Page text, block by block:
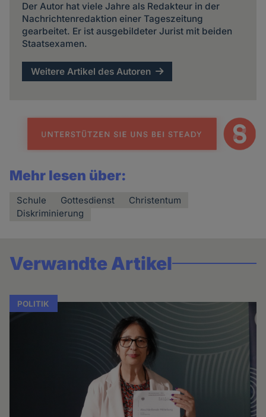
Der Autor hat viele Jahre als Redakteur in der
Nachrichtenredaktion einer Tageszeitung
gearbeitet. Er ist ausgebildeter Jurist mit beiden
Staatsexamen.
Weitere Artikel des Autoren
Mehr lesen über:
Schule Gottesdienst
Christentum
Diskriminierung
Verwandte Artikel
POLITIK